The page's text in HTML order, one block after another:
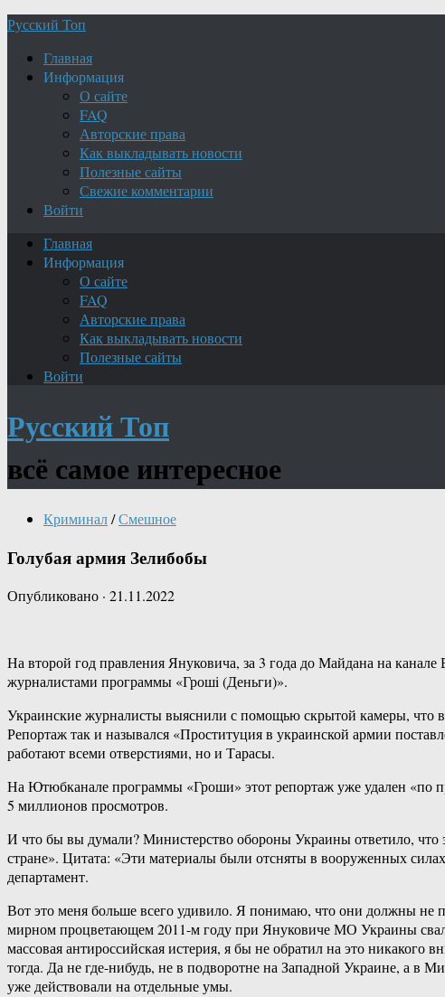
Русский Топ
Главная
Информация
О сайте
FAQ
Авторские права
Как выкладывать новости
Полезные сайты
Свежие комментарии
Войти
Главная
Информация
О сайте
FAQ
Авторские права
Как выкладывать новости
Полезные сайты
Войти
Русский Топ
всё самое интересное
Криминал/Смешное
Голубая армия Зелибобы
Опубликовано · 21.11.2022
На второй год правления Януковича, за 3 года до Майдана на
журналистами программы «Грошi (Деньги)».
Украинские журналисты выяснили с помощью скрытой камеры, что
Репортаж так и назывался «Проституция в украинской армии
работают всеми отверстиями, но и Тарасы.
На Ютюбканале программы «Гроши» этот репортаж уже удален «по
5 миллионов просмотров.
И что бы вы думали? Министерство обороны Украины ответило, что
стране». Цитата: «Эти материалы были отсняты в вооруженных
департамент.
Вот это меня больше всего удивило. Я понимаю, что они должны не
мирном процветающем 2011-м году при Януковиче МО Украины
массовая антироссийская истерия, я бы не обратил на это
тогда. Да не где-нибудь, не в подворотне на Западной Украине, а в
уже действовали на отдельные умы.